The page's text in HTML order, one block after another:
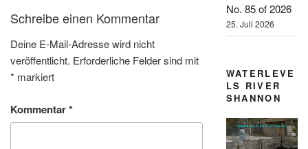
Schreibe einen Kommentar
Deine E-Mail-Adresse wird nicht
veröffentlicht. Erforderliche Felder sind mit
* markiert
Kommentar*
No. 85 of 2026
25. Juli 2026
WATERLEVE
LS RIVER
SHANNON